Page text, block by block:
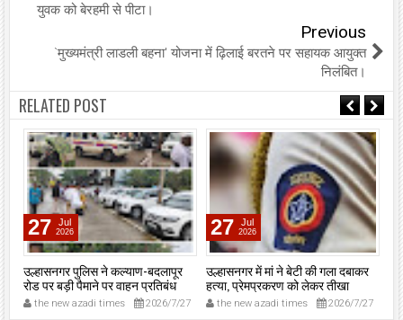
युवक को बेरहमी से पीटा।
Previous
`मुख्यमंत्री लाडली बहना' योजना में ढ़िलाई बरतने पर सहायक आयुक्त
निलंबित।
RELATED POST
27 Jul
2026
उल्हासनगर पुलिस ने कल्याण-बदलापूर
रोड पर बड़ी पैमाने पर वाहन प्रतिबंध
अभियान चलाया।
the new azadi times 2026/7/27
27 Jul
2026
उल्हासनगर में मां ने बेटी की गला दबाकर
हत्या, प्रेमप्रकरण को लेकर तीखा
विवाद।
the new azadi times 2026/7/27